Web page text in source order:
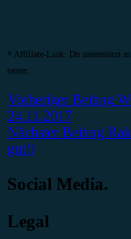
* Affiliate-Link: Du unterstützt
teurer.
Vorheriger Beitrag
24.11.2017
Nächster Beitrag
gut!)
Social Media.
Legal